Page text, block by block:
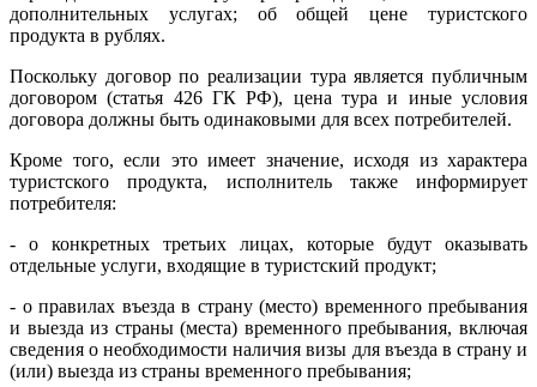
дополнительных услугах; об общей цене туристского
продукта в рублях.
Поскольку договор по реализации тура является публичным
договором (статья 426 ГК РФ), цена тура и иные условия
договора должны быть одинаковыми для всех потребителей.
Кроме того, если это имеет значение, исходя из характера
туристского продукта, исполнитель также информирует
потребителя:
- о конкретных третьих лицах, которые будут оказывать
отдельные услуги, входящие в туристский продукт;
- о правилах въезда в страну (место) временного пребывания
и выезда из страны (места) временного пребывания, включая
сведения о необходимости наличия визы для въезда в страну и
(или) выезда из страны временного пребывания;